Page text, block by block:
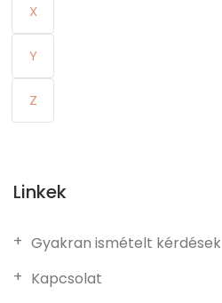
X
Y
Z
Linkek
Gyakran ismételt kérdések
Kapcsolat